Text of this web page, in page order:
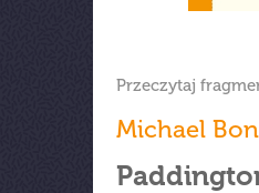
Przeczytaj
Michael